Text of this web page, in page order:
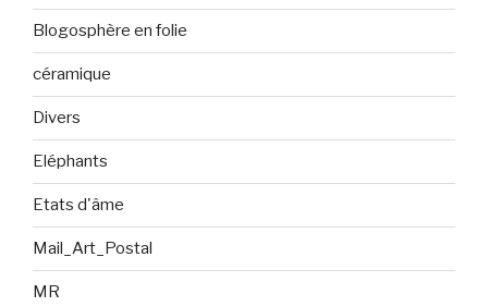
Blogosphère en folie
céramique
Divers
Eléphants
Etats d'âme
Mail_Art_Postal
MR